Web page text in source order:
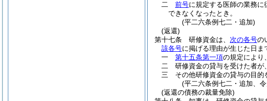
二
前号に規定する医師の業務
できなくなったとき。
(平二六条例七二・追加)
(返還)
第十七条
研修資金は、 次の各号の
該各号に掲げる理由が生じた日ま
一
第十五条第一項の規定により
二
研修資金の貸与を受けた者が
三
その他研修資金の貸与の目的
(平二六条例七二・追加、
(返還の債務の裁量免除)